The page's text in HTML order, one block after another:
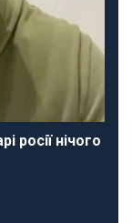
росії нічого